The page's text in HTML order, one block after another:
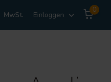
MwSt. Einloggen
0